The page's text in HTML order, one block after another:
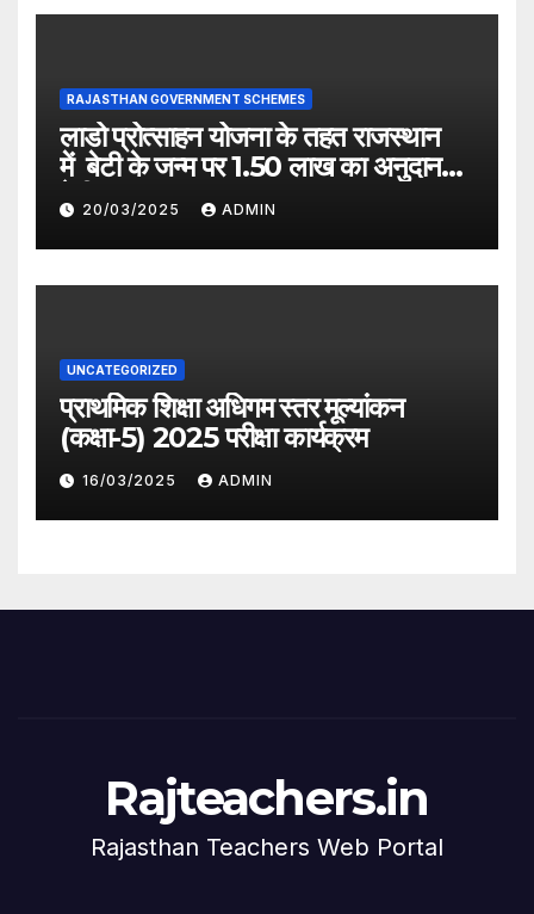
RAJASTHAN GOVERNMENT SCHEMES
लाडो प्रोत्साहन योजना के तहत राजस्थान
में बेटी के जन्म पर 1.50 लाख का अनुदान
देगी सरकार
20/03/2025 ADMIN
UNCATEGORIZED
प्राथमिक शिक्षा अधिगम स्तर मूल्यांकन
(कक्षा-5) 2025 परीक्षा कार्यक्रम
16/03/2025 ADMIN
Rajteachers.in
Rajasthan Teachers Web Portal